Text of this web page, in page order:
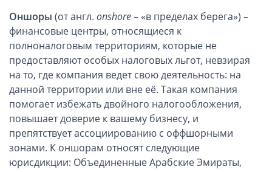
Оншоры (от англ. onshore– «в пределах берега») –
финансовые центры, относящиеся к
полноналоговым территориям, которые не
предоставляют особых налоговых льгот, невзирая
на то, где компания ведет свою деятельность: на
данной территории или вне её. Такая компания
помогает избежать двойного налогообложения,
повышает доверие к вашему бизнесу, и
препятствует ассоциированию с оффшорными
зонами. К оншорам относят следующие
юрисдикции: Объединенные Арабские Эмираты,